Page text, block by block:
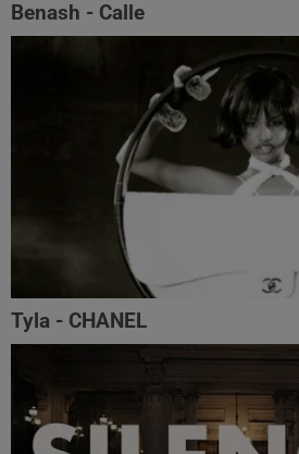
Benash - Calle
Tyla - CHANEL